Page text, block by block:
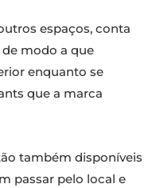
espaços, conta
modo a que
enquanto se
que a marca
também disponíveis
passar pelo local e